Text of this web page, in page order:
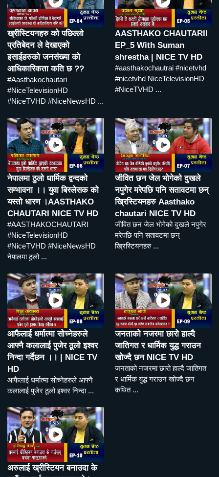
ख्रीस्टियनहरु को पछिल्लो
प्रतिबेदन ले देखाएको
इसाईहरुको जनसंख्या को
आधिकारिकता कति छ ??
#Aasthakochautari
#NiceTelevisionHD
#NiceTVHD #NiceNewsHD ...
AASTHAKO CHAUTARII
EP_5 With Suman
shrestha | NICE TV HD
#aasthakochautrai #nicetvhd
#nicetvhd NiceTelevisionHD
#NiceTVHD ...
नेपालमा ठुलो धार्मिक द्वन्दको
सम्भावना ।। युवा बिस्लेसक को
यस्तो धारण ।AASTHAKO
CHAUTARI NICE TV HD
#AASTHAKOCHAUTARI
#NiceTelevisionHD
#NiceTVHD #NiceNewsHD
नेपालमा ठुलो ...
जीवित छन जेल भोगेको दुखले
नपुगेर मरेपछि पनि सतावटमा छन्
ख्रिस्टियनहरु Aasthako
chautari NICE TV HD
जीवित छन जेल भोगेको दुखले नपुगेर
मरेपछि पनि सतावटमा छन्
ख्रिस्टियनहरु ...
आफैलाई धर्मात्मा सोच्नेहरुले
आफ्नै कलालाई पुजेर ठूलो इश्वर
निन्दा गर्दैछन ।। | NICE TV
HD
आफैलाई धर्मात्मा सोच्नेहरुले आफ्नै
कलालाई पुजेर ठूलो इश्वर निन्दा ...
जनताको नजरमा छारो हाल्दै
जातिगत र धार्मिक युद्ध गराउन
खोज्दै छन NICE TV HD
जनताको नजरमा छारो हाल्दै जातिगत
र धार्मिक युद्ध गराउन खोज्दै छन
कथित ...
अरुलाई ख्रीस्टियन बनाउदा के